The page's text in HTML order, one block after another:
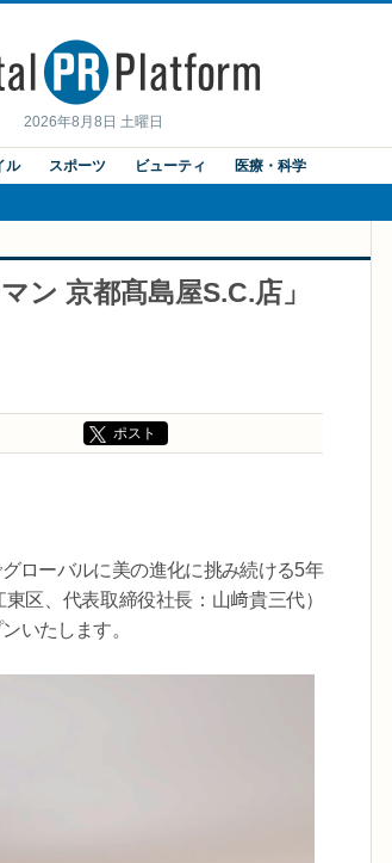
2026年8月8日 土曜日
ル スポーツ ビューティ 医療・科学
ン 京都髙島屋S.C.店」
ポスト
ローバルに美の進化に挑み続ける5年
区、代表取締役社長：山﨑貴三代）
いたします。